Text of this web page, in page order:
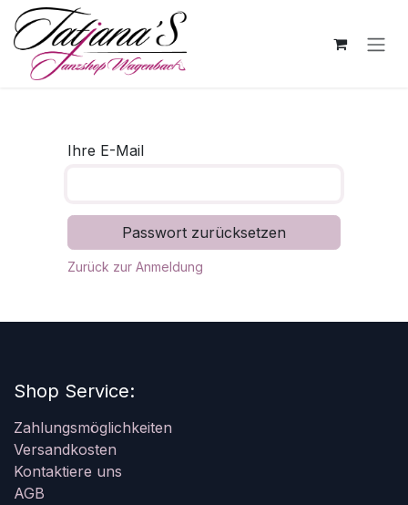
Zum Inhalt springen
Ihre E-Mail
Passwort zurücksetzen
Zurück zur Anmeldung
Shop Service:
Zahlungsmöglichkeiten
Versandkosten
Kontaktiere uns
AGB